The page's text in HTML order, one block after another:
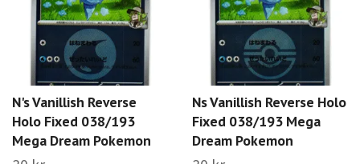
N's Vanillish Reverse
Holo Fixed 038/193
Mega Dream Pokemon
Ns Vanillish Reverse Holo
Fixed 038/193 Mega
Dream Pokemon